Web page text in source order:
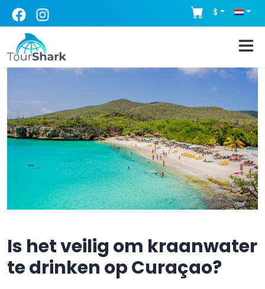
$
Is het veilig om kraanwater
te drinken op Curaçao?